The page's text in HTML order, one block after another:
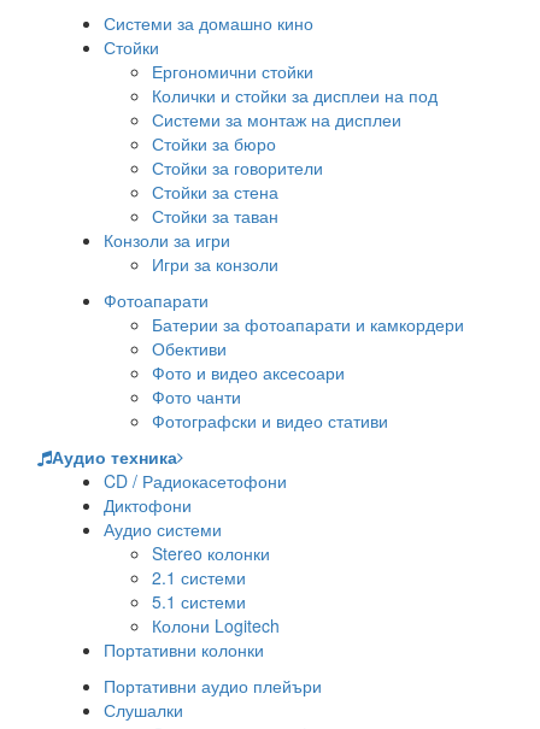
Системи за домашно кино
Стойки
Ергономични стойки
Колички и стойки за дисплеи на под
Системи за монтаж на дисплеи
Стойки за бюро
Стойки за говорители
Стойки за стена
Стойки за таван
Конзоли за игри
Игри за конзоли
Фотоапарати
Батерии за фотоапарати и камкордери
Обективи
Фото и видео аксесоари
Фото чанти
Фотографски и видео стативи
Аудио техника
CD / Радиокасетофони
Диктофони
Аудио системи
Stereo колонки
2.1 системи
5.1 системи
Колони Logitech
Портативни колонки
Портативни аудио плейъри
Слушалки